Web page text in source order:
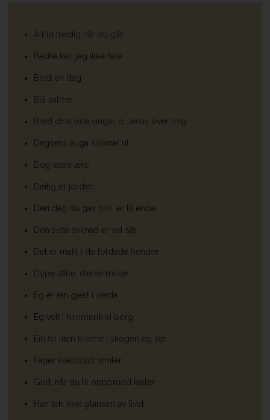
Alltid freidig når du går
Bedre kan jeg ikke fare
Blott en dag
Blå salme
Bred dina vida vingar, o Jesus över mig
Dagsens auga sloknar ut
Deg være ære
Deilig er jorden
Den dag du gav oss, er til ende
Den siste skilnad er vel sår
Det er makt i de foldede hender
Dype stille, sterke milde
Eg er ein gjest i verda
Eg veit i himmerik ei borg
Ein fin liten blome i skogen eg ser
Fager kveldssol smiler
Gud, når du til oppbrudd kaller
Han tek ikkje glansen av livet